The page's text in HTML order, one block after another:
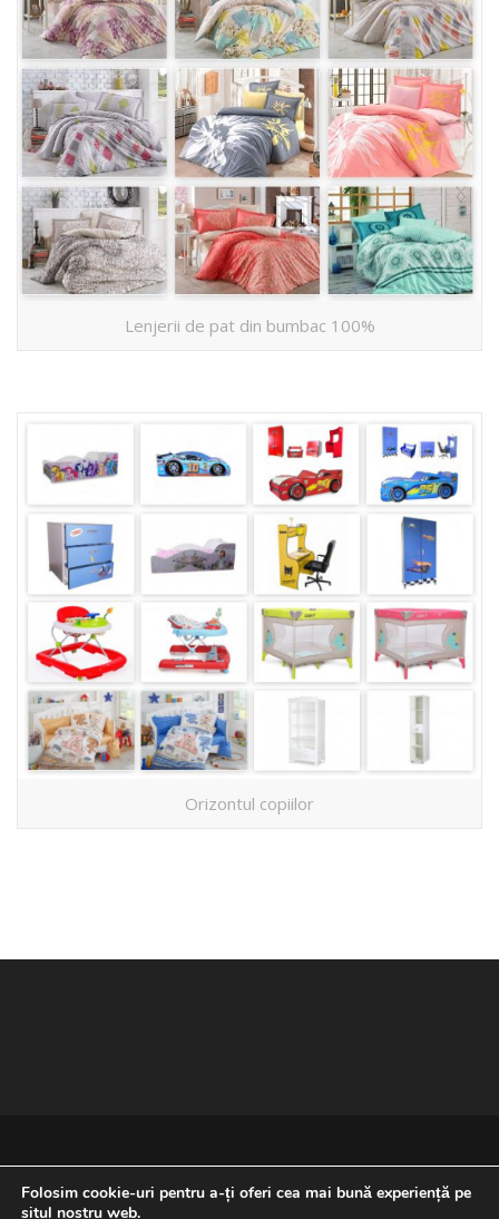
Lenjerii de pat din bumbac 100%
Orizontul copiilor
Folosim cookie-uri pentru a-ți oferi cea mai bună experiență pe
situl nostru web.